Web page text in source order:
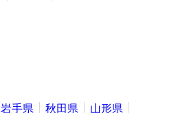
岩手県 秋田県
山形県